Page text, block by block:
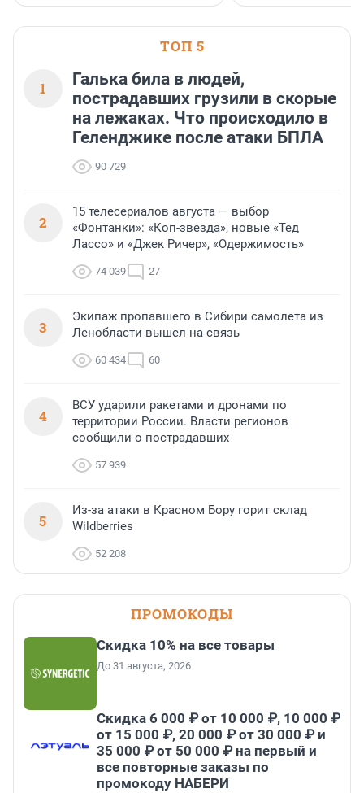
ТОП 5
1
Галька била в людей,
пострадавших грузили в скорые
на лежаках. Что происходило в
Геленджике после атаки БПЛА
90 729
2
15 телесериалов августа — выбор
«Фонтанки»: «Коп-звезда», новые «Тед
Лассо» и «Джек Ричер», «Одержимость»
74 039 27
3
Экипаж пропавшего в Сибири самолета из
Ленобласти вышел на связь
60 434 60
4
ВСУ ударили ракетами и дронами по
территории России. Власти регионов
сообщили о пострадавших
57 939
5
Из-за атаки в Красном Бору горит склад
Wildberries
52 208
ПРОМОКОДЫ
Скидка 10% на все товары
До 31 августа, 2026
Скидка 6 000 ₽ от 10 000 ₽, 10 000 ₽
от 15 000 ₽, 20 000 ₽ от 30 000 ₽ и
35 000 ₽ от 50 000 ₽ на первый и
все повторные заказы по
промокоду НАБЕРИ